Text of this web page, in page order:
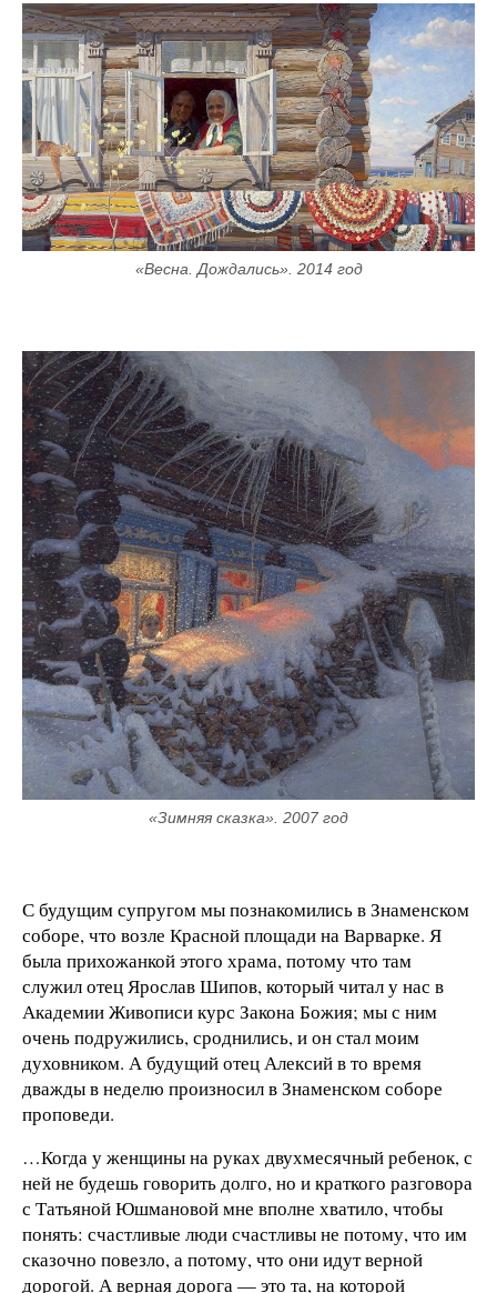
«Весна. Дождались». 2014 год
«Зимняя сказка». 2007 год
С будущим супругом мы познакомились в Знаменском
соборе, что возле Красной площади на Варварке. Я
была прихожанкой этого храма, потому что там
служил отец Ярослав Шипов, который читал у нас в
Академии Живописи курс Закона Божия; мы с ним
очень подружились, сроднились, и он стал моим
духовником. А будущий отец Алексий в то время
дважды в неделю произносил в Знаменском соборе
проповеди.
…Когда у женщины на руках двухмесячный ребенок, с
ней не будешь говорить долго, но и краткого разговора
с Татьяной Юшмановой мне вполне хватило, чтобы
понять: счастливые люди счастливы не потому, что им
сказочно повезло, а потому, что они идут верной
дорогой. А верная дорога — это та, на которой